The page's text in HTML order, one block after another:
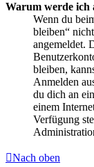
Warum werde ich
Wenn du
bleiben“
angemeldet.
bleiben,
Anmelden
du dich an
einem
Verfügung
Nach oben